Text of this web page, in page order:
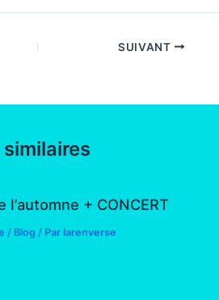
SUIVANT
l’automne + CONCERT
/ Blog / Par larenverse